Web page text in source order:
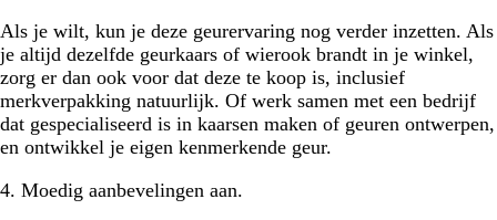
Als je wilt, kun je deze geurervaring nog verder inzetten. Als
je altijd dezelfde geurkaars of wierook brandt in je winkel,
zorg er dan ook voor dat deze te koop is, inclusief
merkverpakking natuurlijk. Of werk samen met een bedrijf
dat gespecialiseerd is in kaarsen maken of geuren ontwerpen,
en ontwikkel je eigen kenmerkende geur.
4. Moedig aanbevelingen aan.